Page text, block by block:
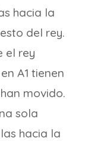
hacia la
del rey.
el rey
A1 tienen
movido.
sola
hacia la